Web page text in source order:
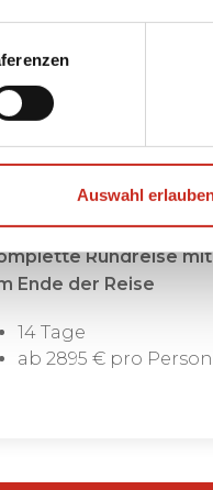
Auswahl
Reise Zwei
Rundreise
Ende der Reise
14 Tage
ab 2895 € pro Person